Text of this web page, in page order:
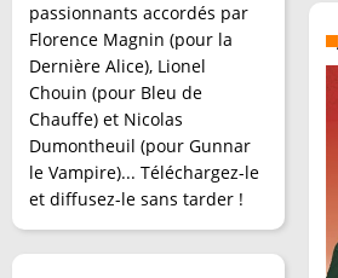
passionnants accordés par
Florence Magnin (pour la
Dernière Alice), Lionel
Chouin (pour Bleu de
Chauffe) et Nicolas
Dumontheuil (pour Gunnar
le Vampire)... Téléchargez-le
et diffusez-le sans tarder !